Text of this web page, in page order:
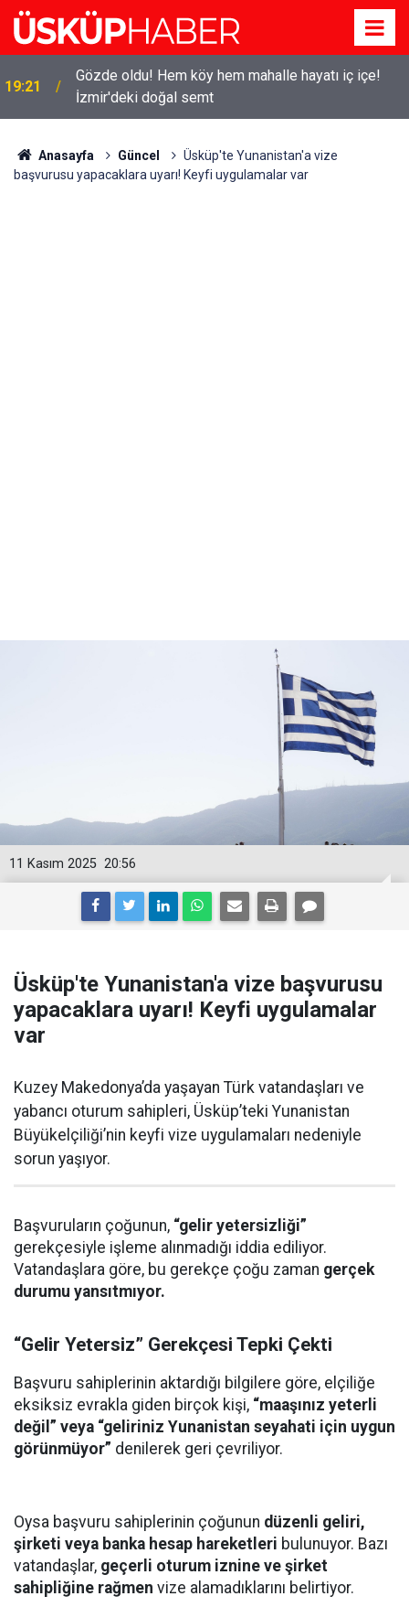
19:21
Gözde oldu! Hem köy hem mahalle hayatı iç içe!
İzmir'deki doğal semt
Anasayfa Güncel
Üsküp'te Yunanistan'a vize
başvurusu yapacaklara uyarı! Keyfi uygulamalar var
20:56
11 Kasım 2025
Üsküp'te Yunanistan'a vize başvurusu
yapacaklara uyarı! Keyfi uygulamalar
var
Kuzey Makedonya’da yaşayan Türk vatandaşları ve
yabancı oturum sahipleri, Üsküp’teki Yunanistan
Büyükelçiliği’nin keyfi vize uygulamaları nedeniyle
sorun yaşıyor.
Başvuruların çoğunun, “gelir yetersizliği”
gerekçesiyle işleme alınmadığı iddia ediliyor.
Vatandaşlara göre, bu gerekçe çoğu zaman gerçek
durumu yansıtmıyor.
“Gelir Yetersiz” Gerekçesi Tepki Çekti
Başvuru sahiplerinin aktardığı bilgilere göre, elçiliğe
eksiksiz evrakla giden birçok kişi, “maaşınız yeterli
değil” veya “geliriniz Yunanistan seyahati için uygun
görünmüyor” denilerek geri çevriliyor.
Oysa başvuru sahiplerinin çoğunun düzenli geliri,
şirketi veya banka hesap hareketleri bulunuyor. Bazı
vatandaşlar, geçerli oturum iznine ve şirket
sahipliğine rağmen vize alamadıklarını belirtiyor.